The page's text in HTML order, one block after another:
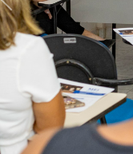
Anterior